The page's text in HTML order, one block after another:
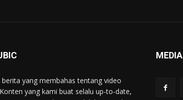
yang membahas tentang video
yang kami buat selalu up-to-date,